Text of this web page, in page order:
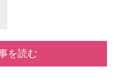
を読む